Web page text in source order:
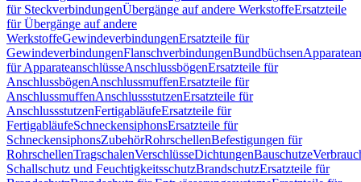
für SteckverbindungenÜbergänge auf andere WerkstoffeErsatzteile
für Übergänge auf andere
WerkstoffeGewindeverbindungenErsatzteile für
GewindeverbindungenFlanschverbindungenBundbüchsen
für ApparateanschlüsseAnschlussbögenErsatzteile für
AnschlussbögenAnschlussmuffenErsatzteile für
AnschlussmuffenAnschlussstutzenErsatzteile für
AnschlussstutzenFertigabläufeErsatzteile für
FertigabläufeSchneckensiphonsErsatzteile für
SchneckensiphonsZubehörRohrschellenBefestigungen für
RohrschellenTragschalenVerschlüsseDichtungenBauschutze
Schallschutz und FeuchtigkeitsschutzBrandschutzErsatzteile für